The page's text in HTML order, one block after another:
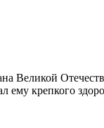
Великой
крепкого